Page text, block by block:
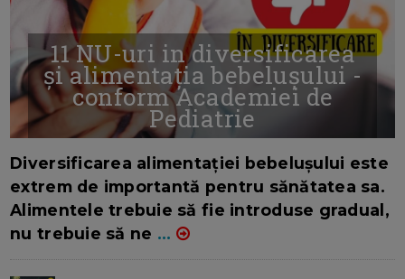
11 NU-uri in diversificarea
și alimentația bebelușului -
conform Academiei de
Pediatrie
Diversificarea alimentației bebelușului este
extrem de importantă pentru sănătatea sa.
Alimentele trebuie să fie introduse gradual,
nu trebuie să ne ...